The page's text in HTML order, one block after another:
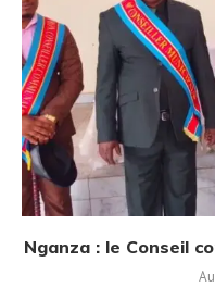
Nganza : le Conseil